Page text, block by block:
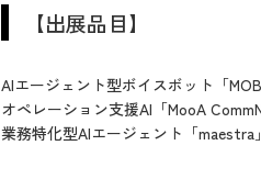
【出展品目】
AIエージェント型ボイスボット「
オペレーション支援AI「MooA
業務特化型AIエージェント「maestra」